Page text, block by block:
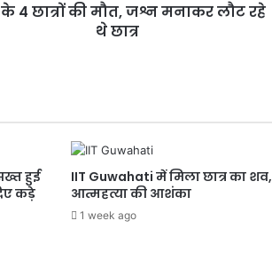
Ayesha Khan के पैर पर खड़ा हुआ भाई,
बोलती है तू अपना चरित्र देख’
Kangana Ranaut पर CJP का पलटवार,
‘इन्हें कोई सीरियस नहीं लेता’
के 4 छात्रों की मौत, जश्न मनाकर लौट रहे
थे छात्र
हुई
कड़े
IIT Guwahati में मिला छात्र का शव,
आत्महत्या की आशंका
1 week ago